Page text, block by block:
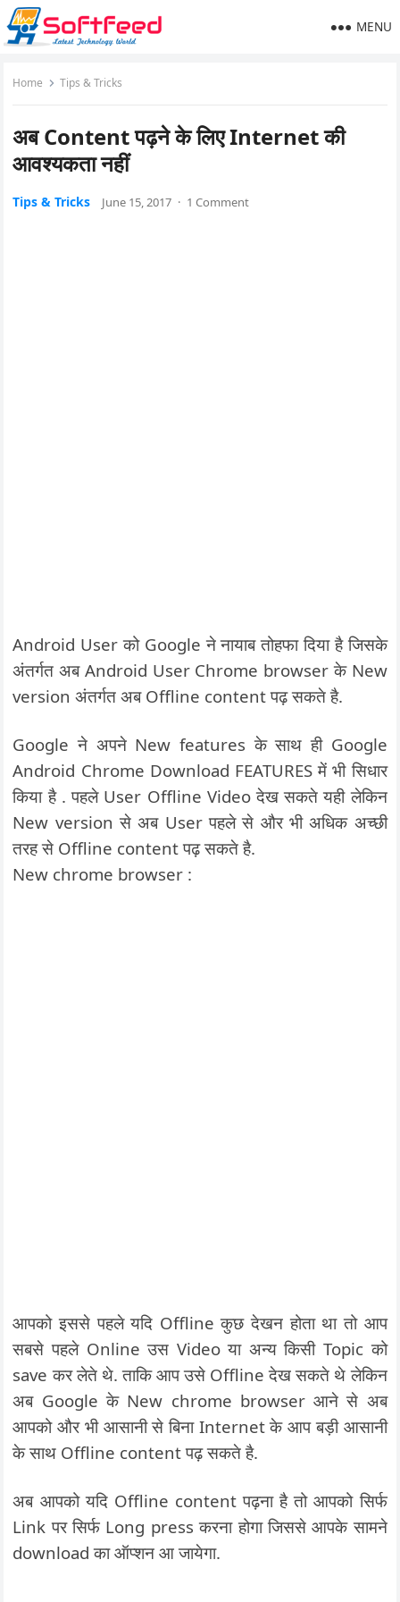
MENU
Home Tips & Tricks
अब Content पढ़ने के लिए Internet की
आवश्यकता नहीं
Tips & Tricks June 15, 2017 · 1 Comment
Android User को Google ने नायाब तोहफा दिया है जिसके
अंतर्गत अब Android User Chrome browser के New
version अंतर्गत अब Offline content पढ़ सकते है.
Google ने अपने New features के साथ ही Google
Android Chrome Download FEATURES में भी सिधार
किया है . पहले User Offline Video देख सकते यही लेकिन
New version से अब User पहले से और भी अधिक अच्छी
तरह से Offline content पढ़ सकते है.
New chrome browser :
आपको इससे पहले यदि Offline कुछ देखन होता था तो आप
सबसे पहले Online उस Video या अन्य किसी Topic को
save कर लेते थे. ताकि आप उसे Offline देख सकते थे लेकिन
अब Google के New chrome browser आने से अब
आपको और भी आसानी से बिना Internet के आप बड़ी आसानी
के साथ Offline content पढ़ सकते है.
अब आपको यदि Offline content पढ़ना है तो आपको सिर्फ
Link पर सिर्फ Long press करना होगा जिससे आपके सामने
download का ऑप्शन आ जायेगा.